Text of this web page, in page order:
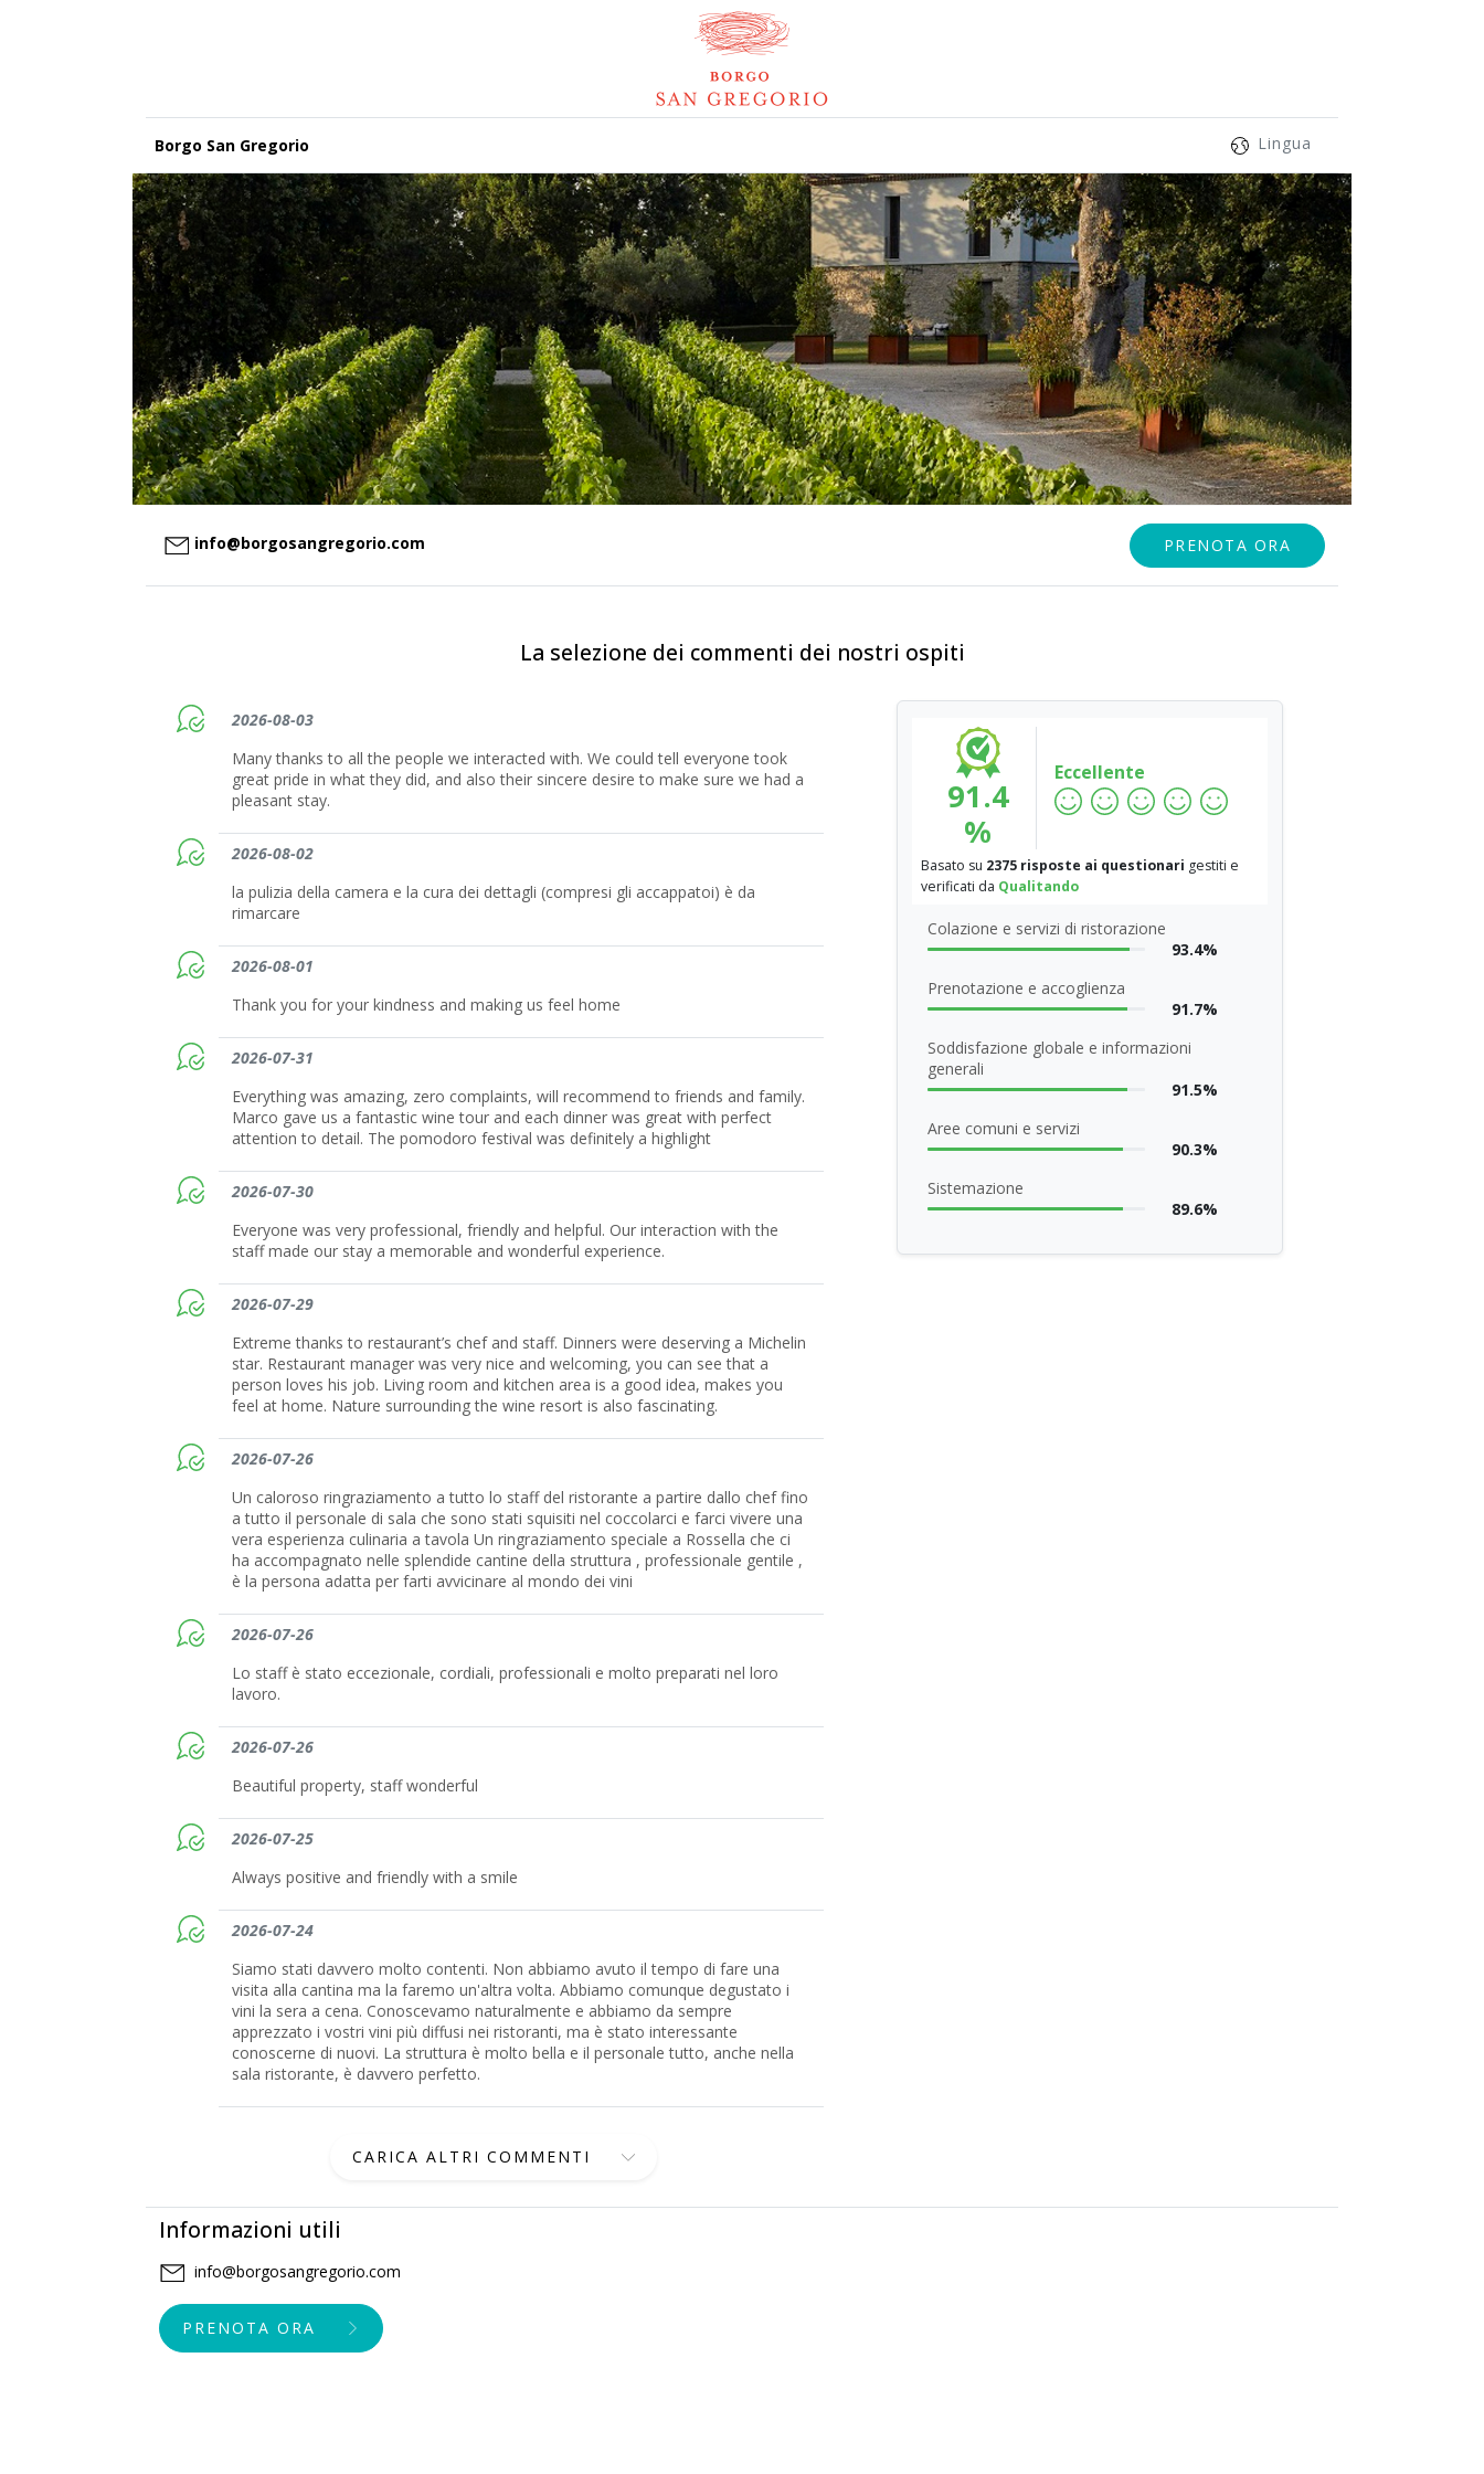
Borgo San Gregorio Lingua
info@borgosangregorio.com PRENOTA ORA
La selezione dei commenti dei nostri ospiti
2026-08-03
Many thanks to all the people we interacted with. We could tell everyone took
great pride in what they did, and also their sincere desire to make sure we had a
pleasant stay.
2026-08-02
la pulizia della camera e la cura dei dettagli (compresi gli accappatoi) è da
rimarcare
2026-08-01
Thank you for your kindness and making us feel home
2026-07-31
Everything was amazing, zero complaints, will recommend to friends and family.
Marco gave us a fantastic wine tour and each dinner was great with perfect
attention to detail. The pomodoro festival was definitely a highlight
2026-07-30
Everyone was very professional, friendly and helpful. Our interaction with the
staff made our stay a memorable and wonderful experience.
2026-07-29
Extreme thanks to restaurant’s chef and staff. Dinners were deserving a Michelin
star. Restaurant manager was very nice and welcoming, you can see that a
person loves his job. Living room and kitchen area is a good idea, makes you
feel at home. Nature surrounding the wine resort is also fascinating.
2026-07-26
Un caloroso ringraziamento a tutto lo staff del ristorante a partire dallo chef fino
a tutto il personale di sala che sono stati squisiti nel coccolarci e farci vivere una
vera esperienza culinaria a tavola Un ringraziamento speciale a Rossella che ci
ha accompagnato nelle splendide cantine della struttura , professionale gentile ,
è la persona adatta per farti avvicinare al mondo dei vini
2026-07-26
Lo staff è stato eccezionale, cordiali, professionali e molto preparati nel loro
lavoro.
2026-07-26
Beautiful property, staff wonderful
2026-07-25
Always positive and friendly with a smile
2026-07-24
Siamo stati davvero molto contenti. Non abbiamo avuto il tempo di fare una
visita alla cantina ma la faremo un'altra volta. Abbiamo comunque degustato i
vini la sera a cena. Conoscevamo naturalmente e abbiamo da sempre
apprezzato i vostri vini più diffusi nei ristoranti, ma è stato interessante
conoscerne di nuovi. La struttura è molto bella e il personale tutto, anche nella
sala ristorante, è davvero perfetto.
CARICA ALTRI COMMENTI
91.4
%
Eccellente
Basato su 2375 risposte ai questionari gestiti e
verificati da Qualitando
Colazione e servizi di ristorazione
93.4%
Prenotazione e accoglienza
91.7%
Soddisfazione globale e informazioni
generali
91.5%
Aree comuni e servizi
90.3%
Sistemazione
89.6%
Informazioni utili
info@borgosangregorio.com
PRENOTA ORA